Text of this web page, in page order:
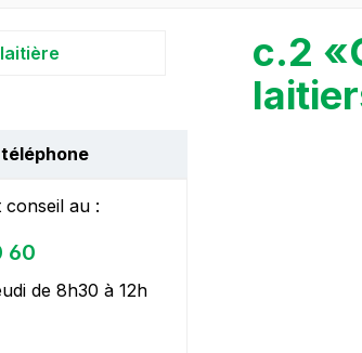
conseil au :
60
de 8h30 à 12h
c.2